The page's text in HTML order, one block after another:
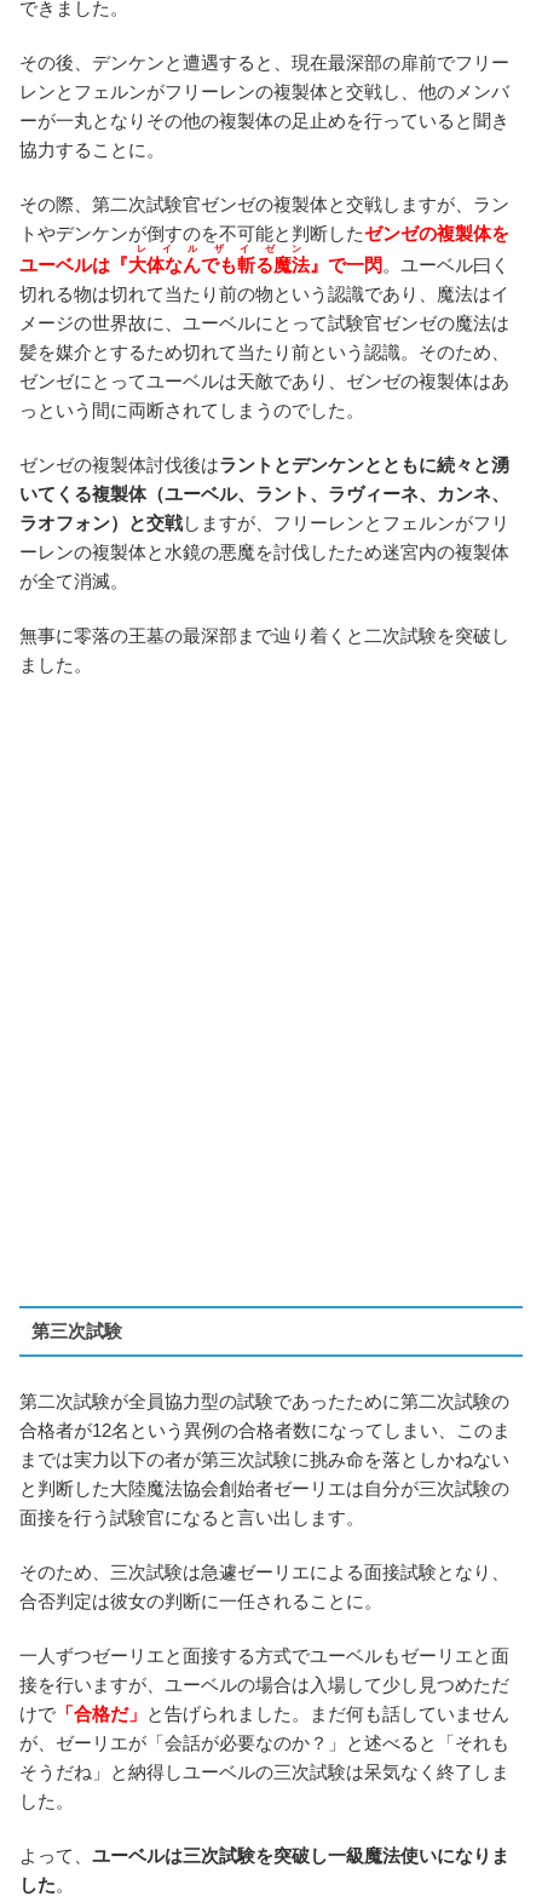
できました。
その後、デンケンと遭遇すると、現在最深部の扉前でフリー
レンとフェルンがフリーレンの複製体と交戦し、他のメンバ
ーが一丸となりその他の複製体の足止めを行っていると聞き
協力することに。
その際、第二次試験官ゼンゼの複製体と交戦しますが、ラン
トやデンケンが倒すのを不可能と判断したゼンゼの複製体を
ユーベルは『大体なんでも斬る魔法
レイルザイゼン
』で一閃 。ユーベル曰く
切れる物は切れて当たり前の物という認識であり、魔法はイ
メージの世界故に、ユーベルにとって試験官ゼンゼの魔法は
髪を媒介とするため切れて当たり前という認識。そのため、
ゼンゼにとってユーベルは天敵であり、ゼンゼの複製体はあ
っという間に両断されてしまうのでした。
ゼンゼの複製体討伐後はラントとデンケンとともに続々と湧
いてくる複製体（ユーベル、ラント、ラヴィーネ、カンネ、
ラオフォン）と交戦しますが、フリーレンとフェルンがフリ
ーレンの複製体と水鏡の悪魔を討伐したため迷宮内の複製体
が全て消滅。
無事に零落の王墓の最深部まで辿り着くと二次試験を突破し
ました。
第三次試験
第二次試験が全員協力型の試験であったために第二次試験の
合格者が12名という異例の合格者数になってしまい、このま
までは実力以下の者が第三次試験に挑み命を落としかねない
と判断した大陸魔法協会創始者ゼーリエは自分が三次試験の
面接を行う試験官になると言い出します。
そのため、三次試験は急遽ゼーリエによる面接試験となり、
合否判定は彼女の判断に一任されることに。
一人ずつゼーリエと面接する方式でユーベルもゼーリエと面
接を行いますが、ユーベルの場合は入場して少し見つめただ
けで 「合格だ」 と告げられました。まだ何も話していません
が、ゼーリエが「会話が必要なのか？」と述べると「それも
そうだね」と納得しユーベルの三次試験は呆気なく終了しま
した。
よって、 ユーベルは三次試験を突破し一級魔法使いになりま
した。